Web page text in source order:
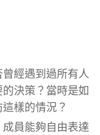
經遇到過所有人
決策？當時是如
樣的情況？
員能夠自由表達